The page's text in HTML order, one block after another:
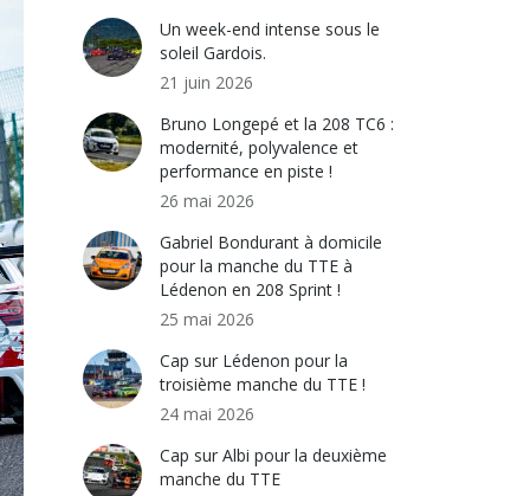
Un week-end intense sous le
soleil Gardois.
21 juin 2026
Bruno Longepé et la 208 TC6 :
modernité, polyvalence et
performance en piste !
26 mai 2026
Gabriel Bondurant à domicile
pour la manche du TTE à
Lédenon en 208 Sprint !
25 mai 2026
Cap sur Lédenon pour la
troisième manche du TTE !
24 mai 2026
Cap sur Albi pour la deuxième
manche du TTE